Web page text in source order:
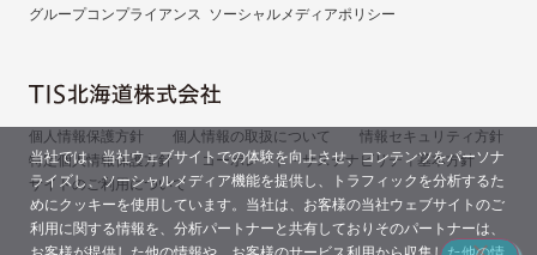
グループコンプライアンス ソーシャルメディアポリシー
個人情報保護方針 個人情報の取扱について
情報セキュリティ方針
特定個人情報保護方針
コーポレート・サステナビリティ基本方針
サイトのご利用について
当社では、当社ウェブサイトでの体験を向上させ、コンテンツをパーソナ
ライズし、ソーシャルメディア機能を提供し、トラフィックを分析するた
めにクッキーを使用しています。当社は、お客様の当社ウェブサイトのご
利用に関する情報を、分析パートナーと共有しておりそのパートナーは、